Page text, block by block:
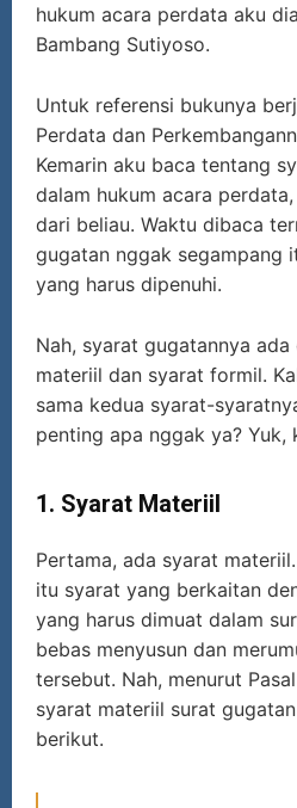
hukum acara perdata aku
Bambang Sutiyoso.
Untuk referensi bukunya
Perdata dan
Kemarin aku baca tentang
dalam hukum acara
dari beliau. Waktu dibaca
gugatan nggak segampang
yang harus dipenuhi.
Nah, syarat gugatannya
materiil dan syarat formil.
sama kedua syarat-
penting apa nggak ya? Yuk,
1. Syarat Materiil
Pertama, ada syarat
itu syarat yang berkaitan
yang harus dimuat dalam
bebas menyusun dan
tersebut. Nah, menurut
syarat materiil surat
berikut.